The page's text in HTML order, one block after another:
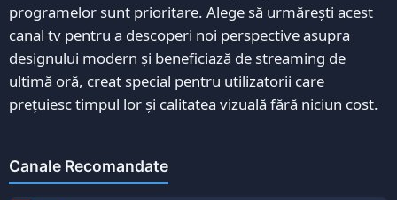
programelor sunt prioritare. Alege să urmărești acest
canal tv pentru a descoperi noi perspective asupra
designului modern și beneficiază de streaming de
ultimă oră, creat special pentru utilizatorii care
prețuiesc timpul lor și calitatea vizuală fără niciun cost.
Canale Recomandate